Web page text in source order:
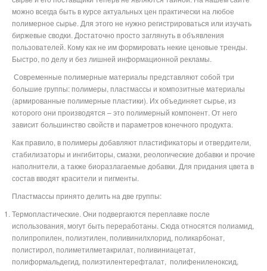
можно всегда быть в курсе актуальных цен практически на любое
полимерное сырье. Для этого не нужно регистрироваться или изучать
биржевые сводки. Достаточно просто заглянуть в объявления
пользователей. Кому как не им формировать некие ценовые тренды.
Быстро, по делу и без лишней информационной рекламы.
Современные полимерные материалы представляют собой три
большие группы: полимеры, пластмассы и композитные материалы
(армированные полимерные пластики). Их объединяет сырье, из
которого они производятся – это полимерный компонент. От него
зависит большинство свойств и параметров конечного продукта.
Как правило, в полимеры добавляют пластификаторы и отвердители,
стабилизаторы и ингибиторы, смазки, реологические добавки и прочие
наполнители, а также биоразлагаемые добавки. Для придания цвета в
состав вводят красители и пигменты.
Пластмассы принято делить на две группы:
Термопластические. Они подвергаются переплавке после
использования, могут быть переработаны. Сюда относятся полиамид,
полипропилен, полиэтилен, поливинилхлорид, поликарбонат,
полистирол, полиметилметакрилат, поливиниацетат,
полиформальдегид, полиэтилентерефталат, полифениленоксид,